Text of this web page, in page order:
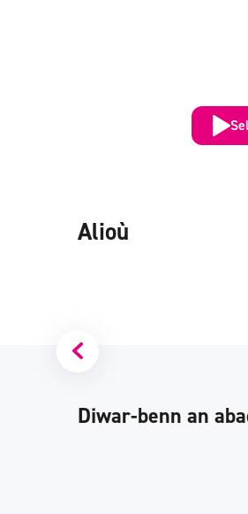
Alioù
Diwar-benn an